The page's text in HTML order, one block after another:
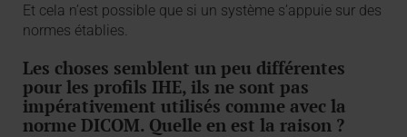
Et cela n’est possible que si un système s’appuie sur des
normes établies.
Les choses semblent un peu différentes
pour les profils IHE, ils ne sont pas
impérativement utilisés comme avec la
norme DICOM. Quelle en est la raison ?